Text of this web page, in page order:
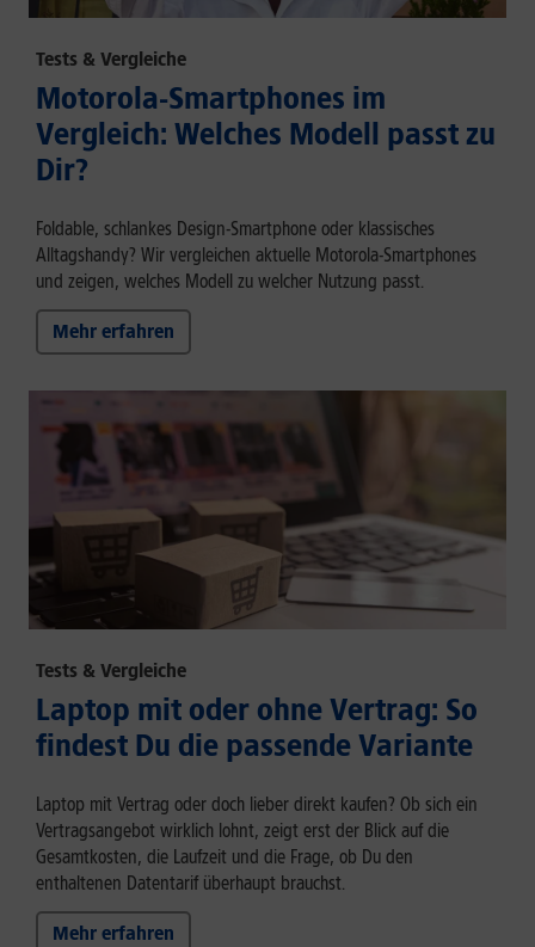
Tests & Vergleiche
Motorola-Smartphones im
Vergleich: Welches Modell passt zu
Dir?
Foldable, schlankes Design-Smartphone oder klassisches
Alltagshandy? Wir vergleichen aktuelle Motorola-Smartphones
und zeigen, welches Modell zu welcher Nutzung passt.
Mehr erfahren
Tests & Vergleiche
Laptop mit oder ohne Vertrag: So
findest Du die passende Variante
Laptop mit Vertrag oder doch lieber direkt kaufen? Ob sich ein
Vertragsangebot wirklich lohnt, zeigt erst der Blick auf die
Gesamtkosten, die Laufzeit und die Frage, ob Du den
enthaltenen Datentarif überhaupt brauchst.
Mehr erfahren